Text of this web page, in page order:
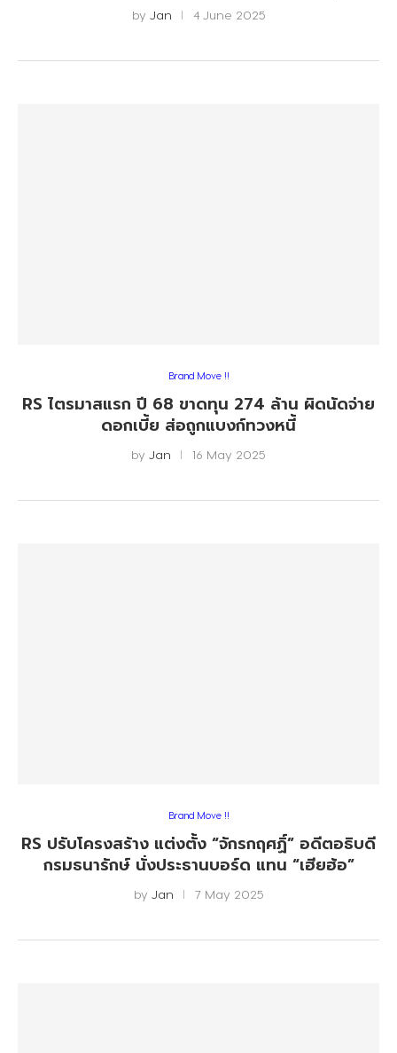
by Jan 4 June 2025
Brand Move !!
RS ไตรมาสแรก ปี 68 ขาดทุน 274 ล้าน ผิดนัดจ่าย
ดอกเบี้ย ส่อถูกแบงก์ทวงหนี้
by Jan 16 May 2025
Brand Move !!
RS ปรับโครงสร้าง แต่งตั้ง “จักรกฤศฏิ์” อดีตอธิบดี
กรมธนารักษ์ นั่งประธานบอร์ด แทน “เฮียฮ้อ”
by Jan 7 May 2025